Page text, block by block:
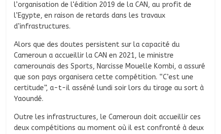
l’organisation de l‘édition 2019 de la CAN, au profit de
l’Egypte, en raison de retards dans les travaux
d’infrastructures.
Alors que des doutes persistent sur la capacité du
Cameroun a accueillir la CAN en 2021, le ministre
camerounais des Sports, Narcisse Mouelle Kombi, a assuré
que son pays organisera cette compétition. “C’est une
certitude”, a-t-il asséné lundi soir lors du tirage au sort à
Yaoundé.
Outre les infrastructures, le Cameroun doit accueillir ces
deux compétitions au moment où il est confronté à deux